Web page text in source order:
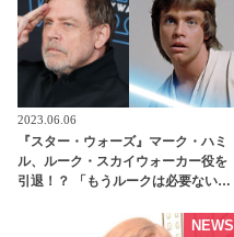
2023.06.06
『スター・ウォーズ』マーク・ハミ
ル、ルーク・スカイウォーカー役を
引退！？ 「もうルークは必要ない」
NEWS